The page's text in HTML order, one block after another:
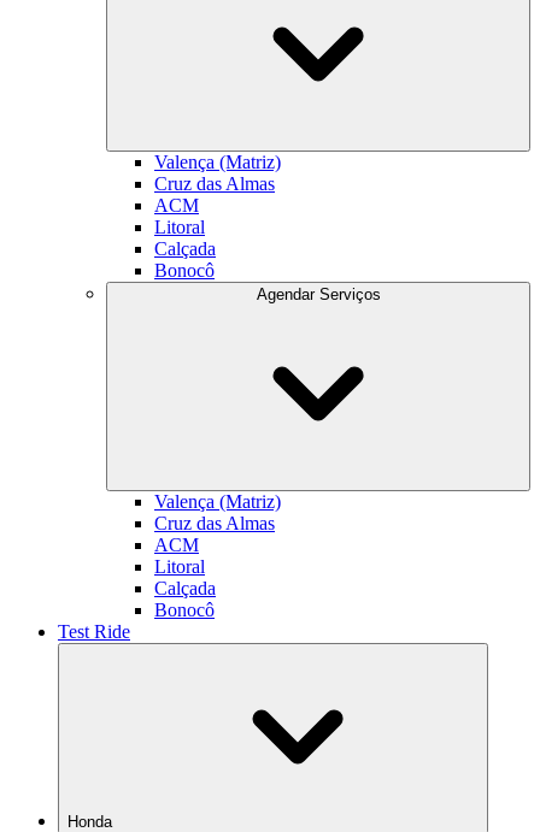
Valença (Matriz)
Cruz das Almas
ACM
Litoral
Calçada
Bonocô
Valença (Matriz)
Cruz das Almas
ACM
Litoral
Calçada
Bonocô
Test Ride
Honda